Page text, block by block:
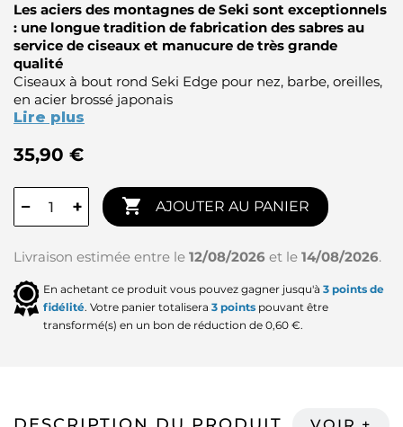
Les aciers des montagnes de Seki sont exceptionnels
: une longue tradition de fabrication des sabres au
service de ciseaux et manucure de très grande
qualité
Ciseaux à bout rond Seki Edge pour nez, barbe, oreilles,
en acier brossé japonais
Lire plus
35,90 €
− +  AJOUTER AU PANIER
Livraison estimée entre le 12/08/2026 et le 14/08/2026.
En achetant ce produit vous pouvez gagner jusqu'à 3 points de
fidélité. Votre panier totalisera 3 points pouvant être
transformé(s) en un bon de réduction de 0,60 €.